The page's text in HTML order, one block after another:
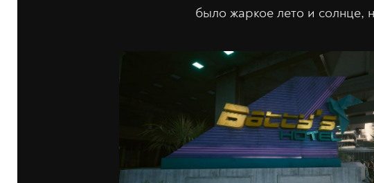
было жаркое лето и солнце,